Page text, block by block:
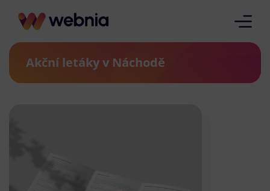
Akční letáky v Náchodě